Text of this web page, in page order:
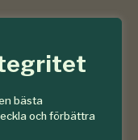
bästa
och förbättra
6-7
2026